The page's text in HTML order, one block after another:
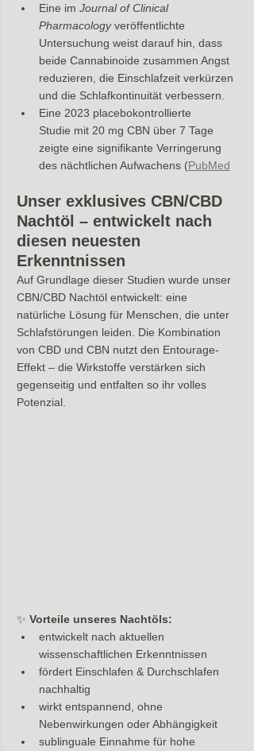
Eine im Journal of Clinical
Pharmacology veröffentlichte
Untersuchung weist darauf hin, dass
beide Cannabinoide zusammen Angst
reduzieren, die Einschlafzeit verkürzen
und die Schlafkontinuität verbessern.
Eine 2023 placebokontrollierte
Studie mit 20 mg CBN über 7 Tage
zeigte eine signifikante Verringerung
des nächtlichen Aufwachens (PubMed
Unser exklusives CBN/CBD
Nachtöl – entwickelt nach
diesen neuesten
Erkenntnissen
Auf Grundlage dieser Studien wurde unser
CBN/CBD Nachtöl entwickelt: eine
natürliche Lösung für Menschen, die unter
Schlafstörungen leiden. Die Kombination
von CBD und CBN nutzt den Entourage-
Effekt – die Wirkstoffe verstärken sich
gegenseitig und entfalten so ihr volles
Potenzial.
✨ Vorteile unseres Nachtöls:
entwickelt nach aktuellen
wissenschaftlichen Erkenntnissen
fördert Einschlafen & Durchschlafen
nachhaltig
wirkt entspannend, ohne
Nebenwirkungen oder Abhängigkeit
sublinguale Einnahme für hohe